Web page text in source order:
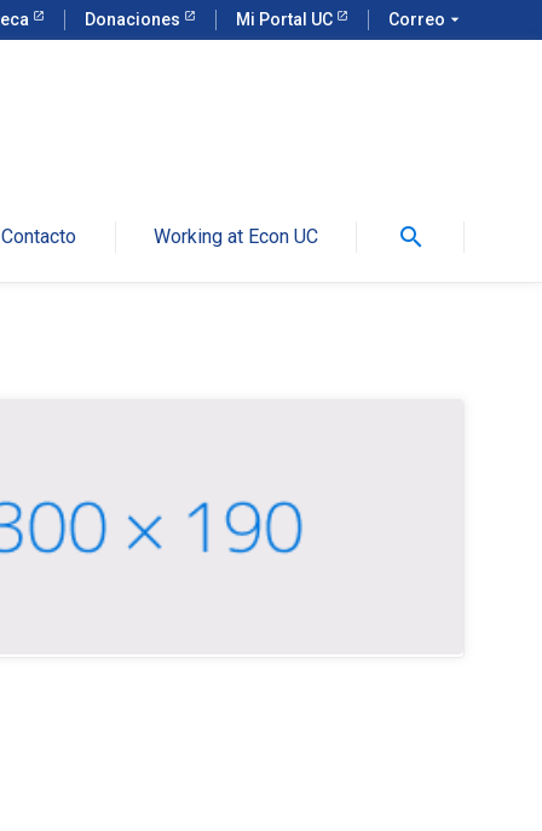
Donaciones Mi Portal UC Correo arrow_drop_down
Contacto Working at Econ UC search